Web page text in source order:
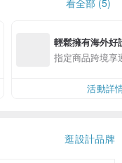
輕鬆擁有海外好
指定商品跨境享
活動詳
逛設計品牌